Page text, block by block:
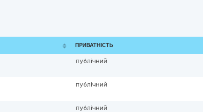
ПРИВАТНІСТЬ
публічний
публічний
публічний